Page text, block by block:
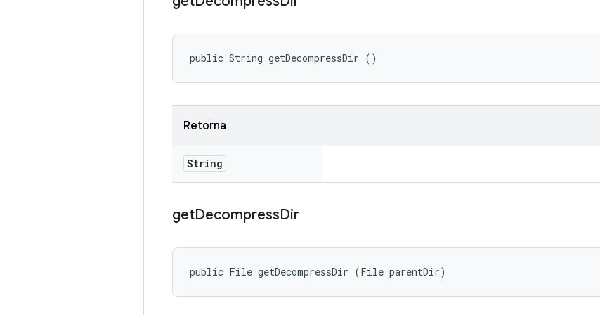
public String getDecompressDir ()
Retorna
String
getDecompressDir
public File getDecompressDir (File parentDir)